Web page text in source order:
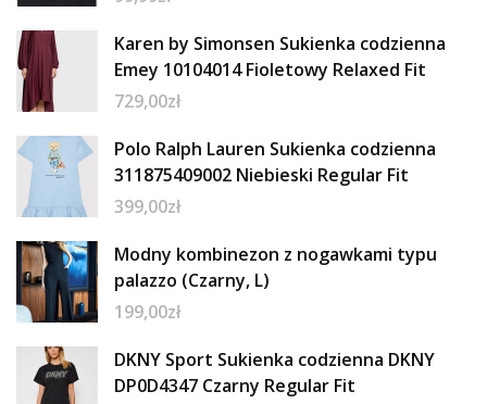
Karen by Simonsen Sukienka codzienna
Emey 10104014 Fioletowy Relaxed Fit
729,00zł
Polo Ralph Lauren Sukienka codzienna
311875409002 Niebieski Regular Fit
399,00zł
Modny kombinezon z nogawkami typu
palazzo (Czarny, L)
199,00zł
DKNY Sport Sukienka codzienna DKNY
DP0D4347 Czarny Regular Fit